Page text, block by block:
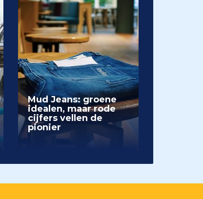
Mud Jeans: groene
idealen, maar rode
cijfers vellen de
pionier